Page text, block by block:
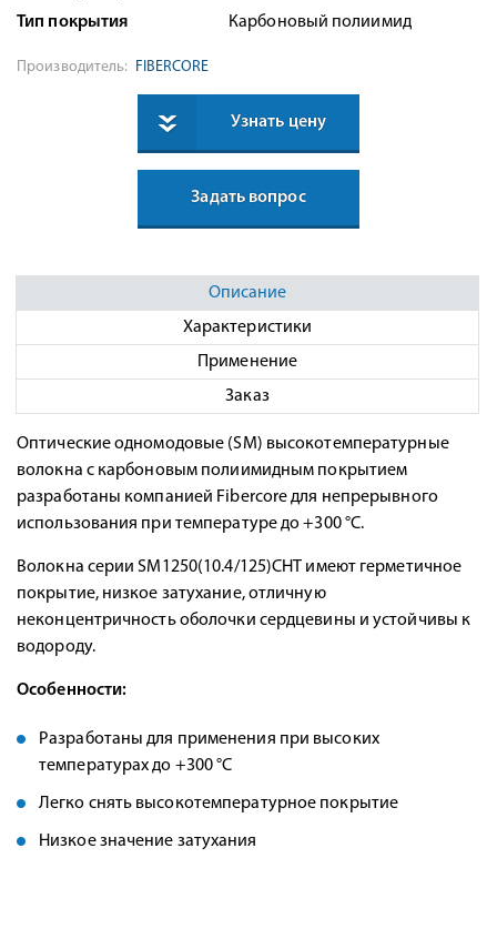
Тип покрытия
Карбоновый полиимид
Производитель: FIBERCORE
Узнать цену
Задать вопрос
Описание
Характеристики
Применение
Заказ
Оптические одномодовые (SM) высокотемпературные
волокна с карбоновым полиимидным покрытием
разработаны компанией Fibercore для непрерывного
использования при температуре до +300 °C.
Волокна серии SM1250(10.4/125)CHT имеют герметичное
покрытие, низкое затухание, отличную
неконцентричность оболочки сердцевины и устойчивы к
водороду.
Особенности:
Разработаны для применения при высоких
температурах до +300 °C
Легко снять высокотемпературное покрытие
Низкое значение затухания